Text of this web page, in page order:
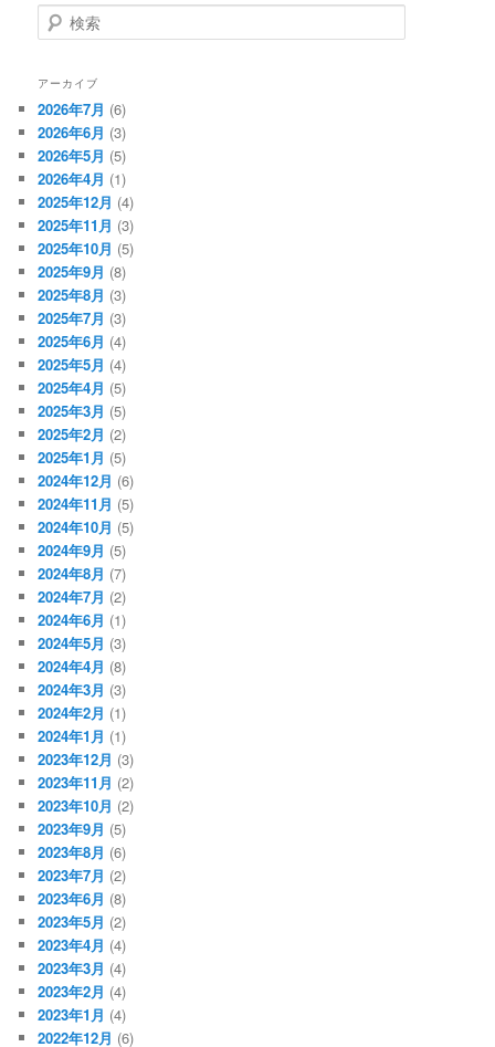
検
索
アーカイブ
2026年7月 (6)
2026年6月 (3)
2026年5月 (5)
2026年4月 (1)
2025年12月 (4)
2025年11月 (3)
2025年10月 (5)
2025年9月 (8)
2025年8月 (3)
2025年7月 (3)
2025年6月 (4)
2025年5月 (4)
2025年4月 (5)
2025年3月 (5)
2025年2月 (2)
2025年1月 (5)
2024年12月 (6)
2024年11月 (5)
2024年10月 (5)
2024年9月 (5)
2024年8月 (7)
2024年7月 (2)
2024年6月 (1)
2024年5月 (3)
2024年4月 (8)
2024年3月 (3)
2024年2月 (1)
2024年1月 (1)
2023年12月 (3)
2023年11月 (2)
2023年10月 (2)
2023年9月 (5)
2023年8月 (6)
2023年7月 (2)
2023年6月 (8)
2023年5月 (2)
2023年4月 (4)
2023年3月 (4)
2023年2月 (4)
2023年1月 (4)
2022年12月 (6)